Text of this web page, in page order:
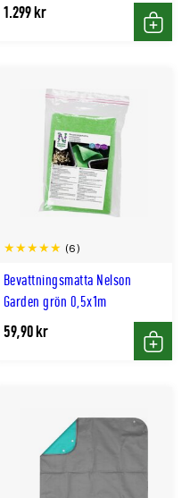
1.299 kr
Köp
Bevattningsmatta Nelson
Garden grön 0,5x1m
(6)
59,90 kr
Köp